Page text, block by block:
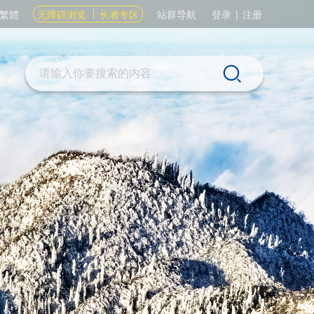
繁體 无障碍浏览 长者专区 站群导航 登录 | 注册